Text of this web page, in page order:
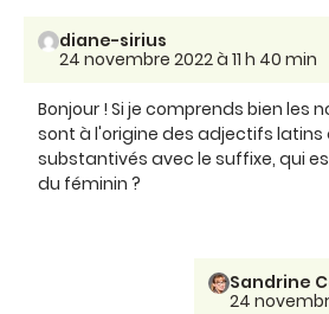
diane-sirius
24 novembre 2022 à 11 h 40 min
Bonjour ! Si je comprends bien les
sont à l'origine des adjectifs latins
substantivés avec le suffixe, qui
du féminin ?
Sandrine
24